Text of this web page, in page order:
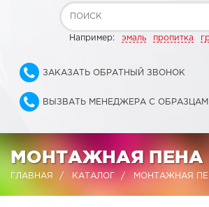
Например: эмаль пропитка
ЗАКАЗАТЬ ОБРАТНЫЙ ЗВОНОК
ВЫЗВАТЬ МЕНЕДЖЕРА С
МОНТАЖНАЯ ПЕНА
ГЛАВНАЯ КАТАЛОГ МОНТАЖНАЯ